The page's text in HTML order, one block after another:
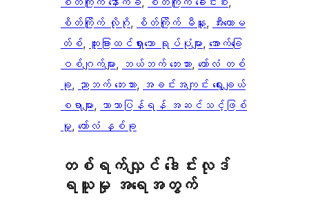
စိတ်ကြိုက် လိုဂို, စိတ်ကြိုက် မီနူး, အီးကောမ
တ်စ်, ထူးခြားထင်ရှားသော ရုပ်ပုံများ, အောက်ခြေ
ဝစ်ဂျက်များ, ဘယ်ဘက် ဘေးဘား, ကော်လံ တစ်
ခု, ညာဘက် ဘေးဘား, အခင်းအကျင်း ရွေးချယ်
စရာများ, ဘာသာပြန်ရန် အဆင်သင့်ဖြစ်
မှု, ကော်လံ နှစ်ခု
တစ်ရက်လျှင် ဒေါင်းလုဒ်
ရယူမှု အရေအတွက်